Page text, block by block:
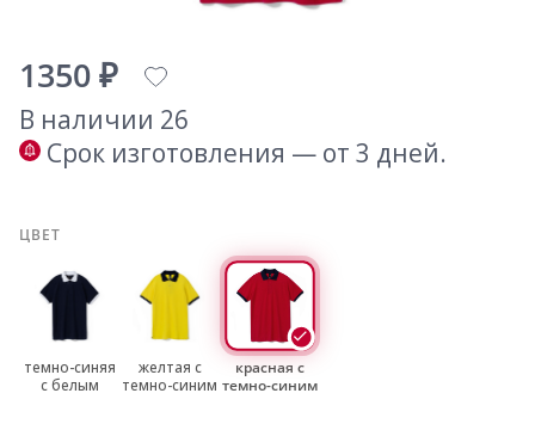
1350 ₽
В наличии 26
Срок изготовления — от 3 дней.
ЦВЕТ
темно-синяя
с белым
желтая с
темно-синим
красная с
темно-синим